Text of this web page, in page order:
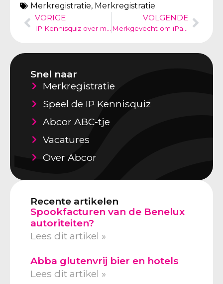
Merkregistratie, Merkregistratie
VORIGE
VOLGENDE
Snel naar
Merkregistratie
Speel de IP Kennisquiz
Abcor ABC-tje
Vacatures
Over Abcor
Recente artikelen
Spookfacturen van de Benelux
autoriteiten?
Lees dit artikel »
Abba glutenvrij bier en hotels
Lees dit artikel »